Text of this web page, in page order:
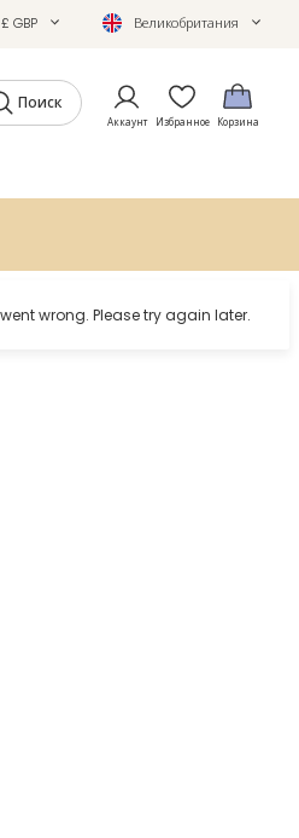
£ GBP Великобритания
Поиск
Аккаунт Избранное Корзина